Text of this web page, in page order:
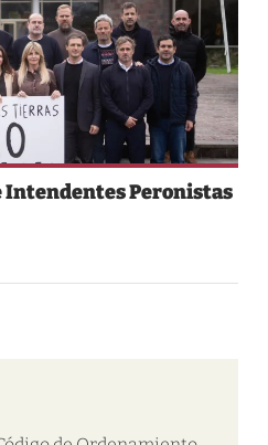
Intendentes Peronistas